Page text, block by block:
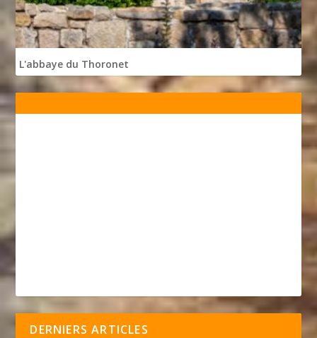
L'abbaye du Thoronet
DERNIERS ARTICLES